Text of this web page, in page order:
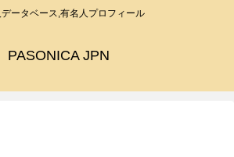
ータベース,有名人プロフィール
PASONICA JPN